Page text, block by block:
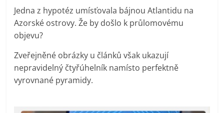
Jedna z hypotéz umísťovala bájnou Atlantidu na
Azorské ostrovy. Že by došlo k průlomovému
objevu?
Zveřejněné obrázky u článků však ukazují
nepravidelný čtyřúhelník namísto perfektně
vyrovnané pyramidy.